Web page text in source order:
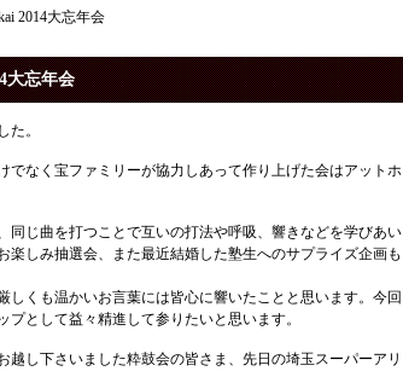
2014大忘年会
大忘年会
た。
でなく宝ファミリーが協力しあって作り上げた会はアットホ
同じ曲を打つことで互いの打法や呼吸、響きなどを学びあい
楽しみ抽選会、また最近結婚した塾生へのサプライズ企画も
しくも温かいお言葉には皆心に響いたことと思います。今回
として益々精進して参りたいと思います。
越し下さいました粋鼓会の皆さま、先日の埼玉スーパーアリ